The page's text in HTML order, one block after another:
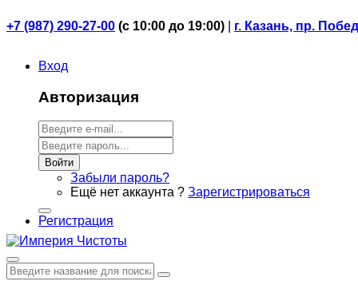
+7 (987) 290-27-00 (с 10:00 до 19:00) г. Казань, пр.
Вход
Авторизация
Войти
Забыли пароль?
Ещё нет аккаунта ? Зарегистрироваться
Регистрация